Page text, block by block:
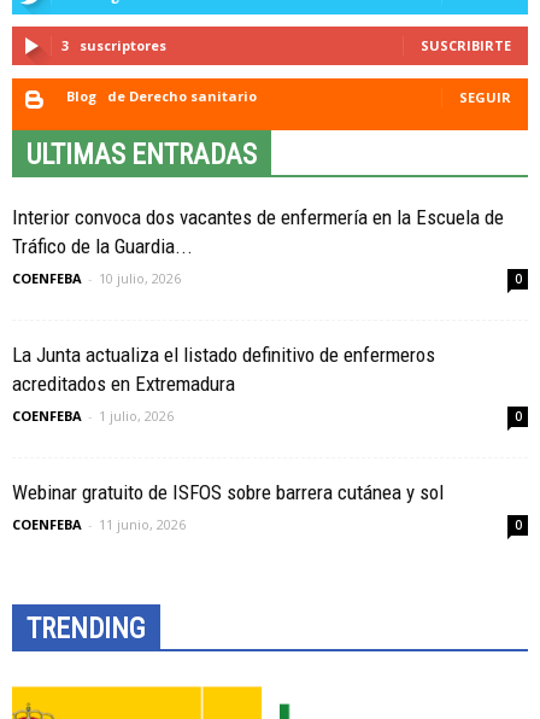
3 suscriptores SUSCRIBIRTE
Blog de Derecho sanitario SEGUIR
ULTIMAS ENTRADAS
Interior convoca dos vacantes de enfermería en la Escuela de
Tráfico de la Guardia...
COENFEBA - 10 julio, 2026 0
La Junta actualiza el listado definitivo de enfermeros
acreditados en Extremadura
COENFEBA - 1 julio, 2026 0
Webinar gratuito de ISFOS sobre barrera cutánea y sol
COENFEBA - 11 junio, 2026 0
TRENDING